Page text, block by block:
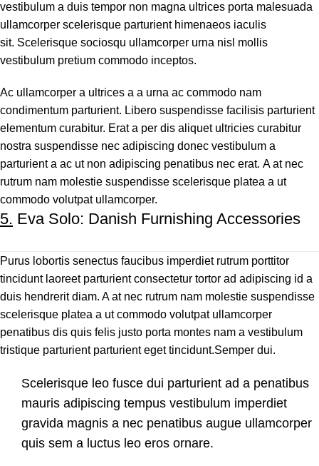
vestibulum a duis tempor non magna ultrices porta malesuada
ullamcorper scelerisque parturient himenaeos iaculis
sit. Scelerisque sociosqu ullamcorper urna nisl mollis
vestibulum pretium commodo inceptos.
Ac ullamcorper a ultrices a a urna ac commodo nam
condimentum parturient. Libero suspendisse facilisis parturient
elementum curabitur. Erat a per dis aliquet ultricies curabitur
nostra suspendisse nec adipiscing donec vestibulum a
parturient a ac ut non adipiscing penatibus nec erat. A at nec
rutrum nam molestie suspendisse scelerisque platea a ut
commodo volutpat ullamcorper.
5. Eva Solo: Danish Furnishing Accessories
Purus lobortis senectus faucibus imperdiet rutrum porttitor
tincidunt laoreet parturient consectetur tortor ad adipiscing id a
duis hendrerit diam. A at nec rutrum nam molestie suspendisse
scelerisque platea a ut commodo volutpat ullamcorper
penatibus dis quis felis justo porta montes nam a vestibulum
tristique parturient parturient eget tincidunt.Semper dui.
Scelerisque leo fusce dui parturient ad a penatibus
mauris adipiscing tempus vestibulum imperdiet
gravida magnis a nec penatibus augue ullamcorper
quis sem a luctus leo eros ornare.